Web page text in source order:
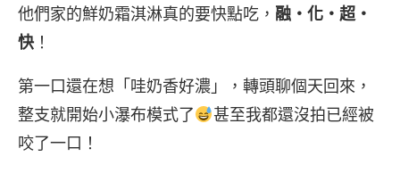
他們家的鮮奶霜淇淋真的要快點吃， 融・化・超・
快！
第一口還在想「哇奶香好濃」，轉頭聊個天回來，
整支就開始小瀑布模式了
甚至我都還沒拍已經被
咬了一口！